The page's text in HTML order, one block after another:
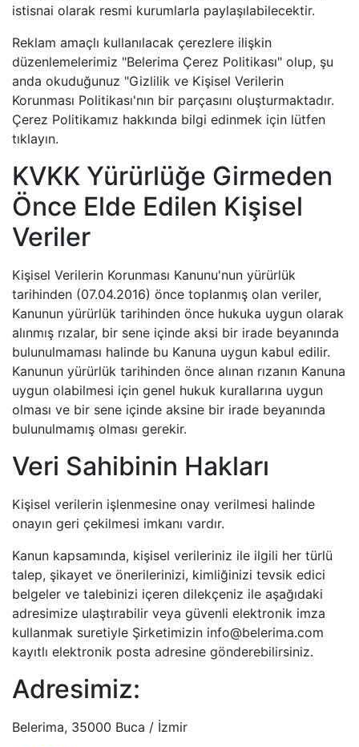
istisnai olarak resmi kurumlarla paylaşılabilecektir.
Reklam amaçlı kullanılacak çerezlere ilişkin
düzenlemelerimiz "Belerima Çerez Politikası" olup, şu
anda okuduğunuz "Gizlilik ve Kişisel Verilerin
Korunması Politikası'nın bir parçasını oluşturmaktadır.
Çerez Politikamız hakkında bilgi edinmek için lütfen
tıklayın.
KVKK Yürürlüğe Girmeden
Önce Elde Edilen Kişisel
Veriler
Kişisel Verilerin Korunması Kanunu'nun yürürlük
tarihinden (07.04.2016) önce toplanmış olan veriler,
Kanunun yürürlük tarihinden önce hukuka uygun olarak
alınmış rızalar, bir sene içinde aksi bir irade beyanında
bulunulmaması halinde bu Kanuna uygun kabul edilir.
Kanunun yürürlük tarihinden önce alınan rızanın Kanuna
uygun olabilmesi için genel hukuk kurallarına uygun
olması ve bir sene içinde aksine bir irade beyanında
bulunulmamış olması gerekir.
Veri Sahibinin Hakları
Kişisel verilerin işlenmesine onay verilmesi halinde
onayın geri çekilmesi imkanı vardır.
Kanun kapsamında, kişisel verileriniz ile ilgili her türlü
talep, şikayet ve önerilerinizi, kimliğinizi tevsik edici
belgeler ve talebinizi içeren dilekçeniz ile aşağıdaki
adresimize ulaştırabilir veya güvenli elektronik imza
kullanmak suretiyle Şirketimizin info@belerima.com
kayıtlı elektronik posta adresine gönderebilirsiniz.
Adresimiz:
Belerima, 35000 Buca / İzmir